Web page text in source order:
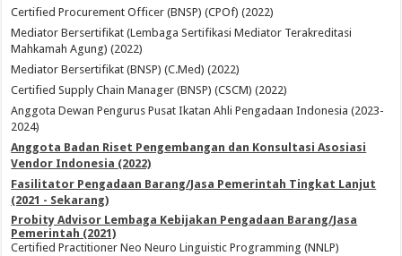
Certified Procurement Officer (BNSP) (CPOf) (2022)
Mediator Bersertifikat (Lembaga Sertifikasi Mediator Terakreditasi
Mahkamah Agung) (2022)
Mediator Bersertifikat (BNSP) (C.Med) (2022)
Certified Supply Chain Manager (BNSP) (CSCM) (2022)
Anggota Dewan Pengurus Pusat Ikatan Ahli Pengadaan Indonesia (2023-
2024)
Anggota Badan Riset Pengembangan dan Konsultasi Asosiasi
Vendor Indonesia (2022)
Fasilitator Pengadaan Barang/Jasa Pemerintah Tingkat Lanjut
(2021 - Sekarang)
Probity Advisor Lembaga Kebijakan Pengadaan Barang/Jasa
Pemerintah (2021)
Certified Practitioner Neo Neuro Linguistic Programming (NNLP)